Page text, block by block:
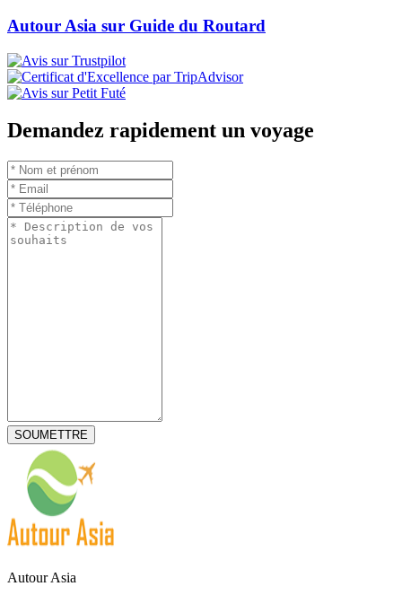
Autour Asia sur Guide du Routard
Demandez rapidement un voyage
Autour Asia